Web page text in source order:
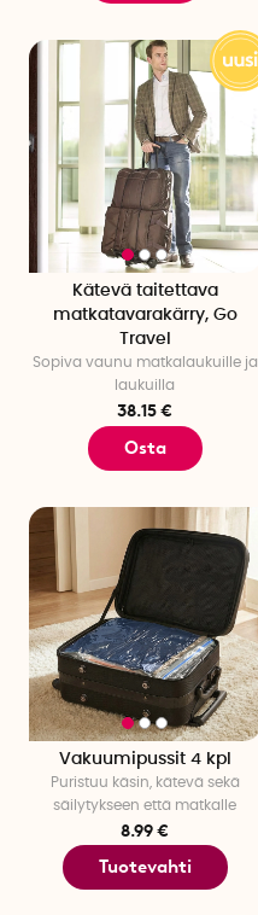
Kätevä taitettava
matkatavarakärry, Go
Travel
Sopiva vaunu matkalaukuille ja
laukuilla
38.15 €
Osta
Vakuumipussit 4 kpl
Puristuu käsin, kätevä sekä
säilytykseen että matkalle
8.99 €
Tuotevahti